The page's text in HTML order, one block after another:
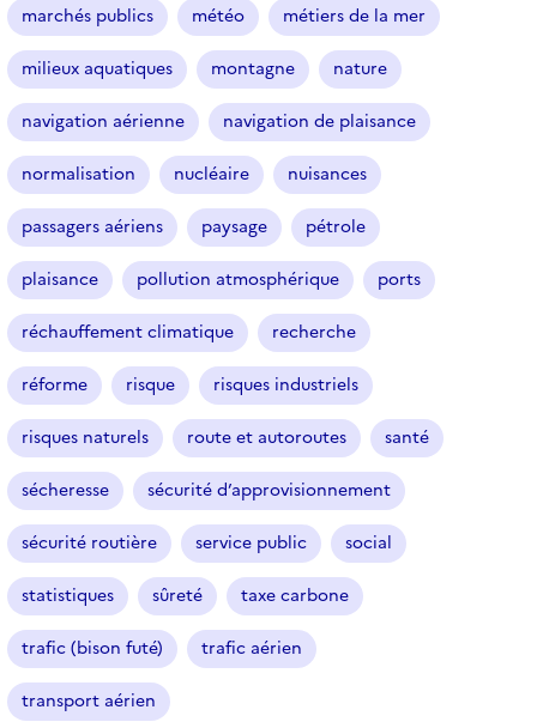
r
e
é
l
e
c
t
i
o
n
n
é
)
marchés publics météo métiers de la mer
milieux aquatiques montagne nature
navigation aérienne navigation de plaisance
normalisation nucléaire nuisances
passagers aériens paysage pétrole
plaisance pollution atmosphérique ports
réchauffement climatique recherche
réforme risque risques industriels
risques naturels route et autoroutes santé
sécheresse sécurité d’approvisionnement
sécurité routière service public social
statistiques sûreté taxe carbone
trafic (bison futé) trafic aérien
transport aérien